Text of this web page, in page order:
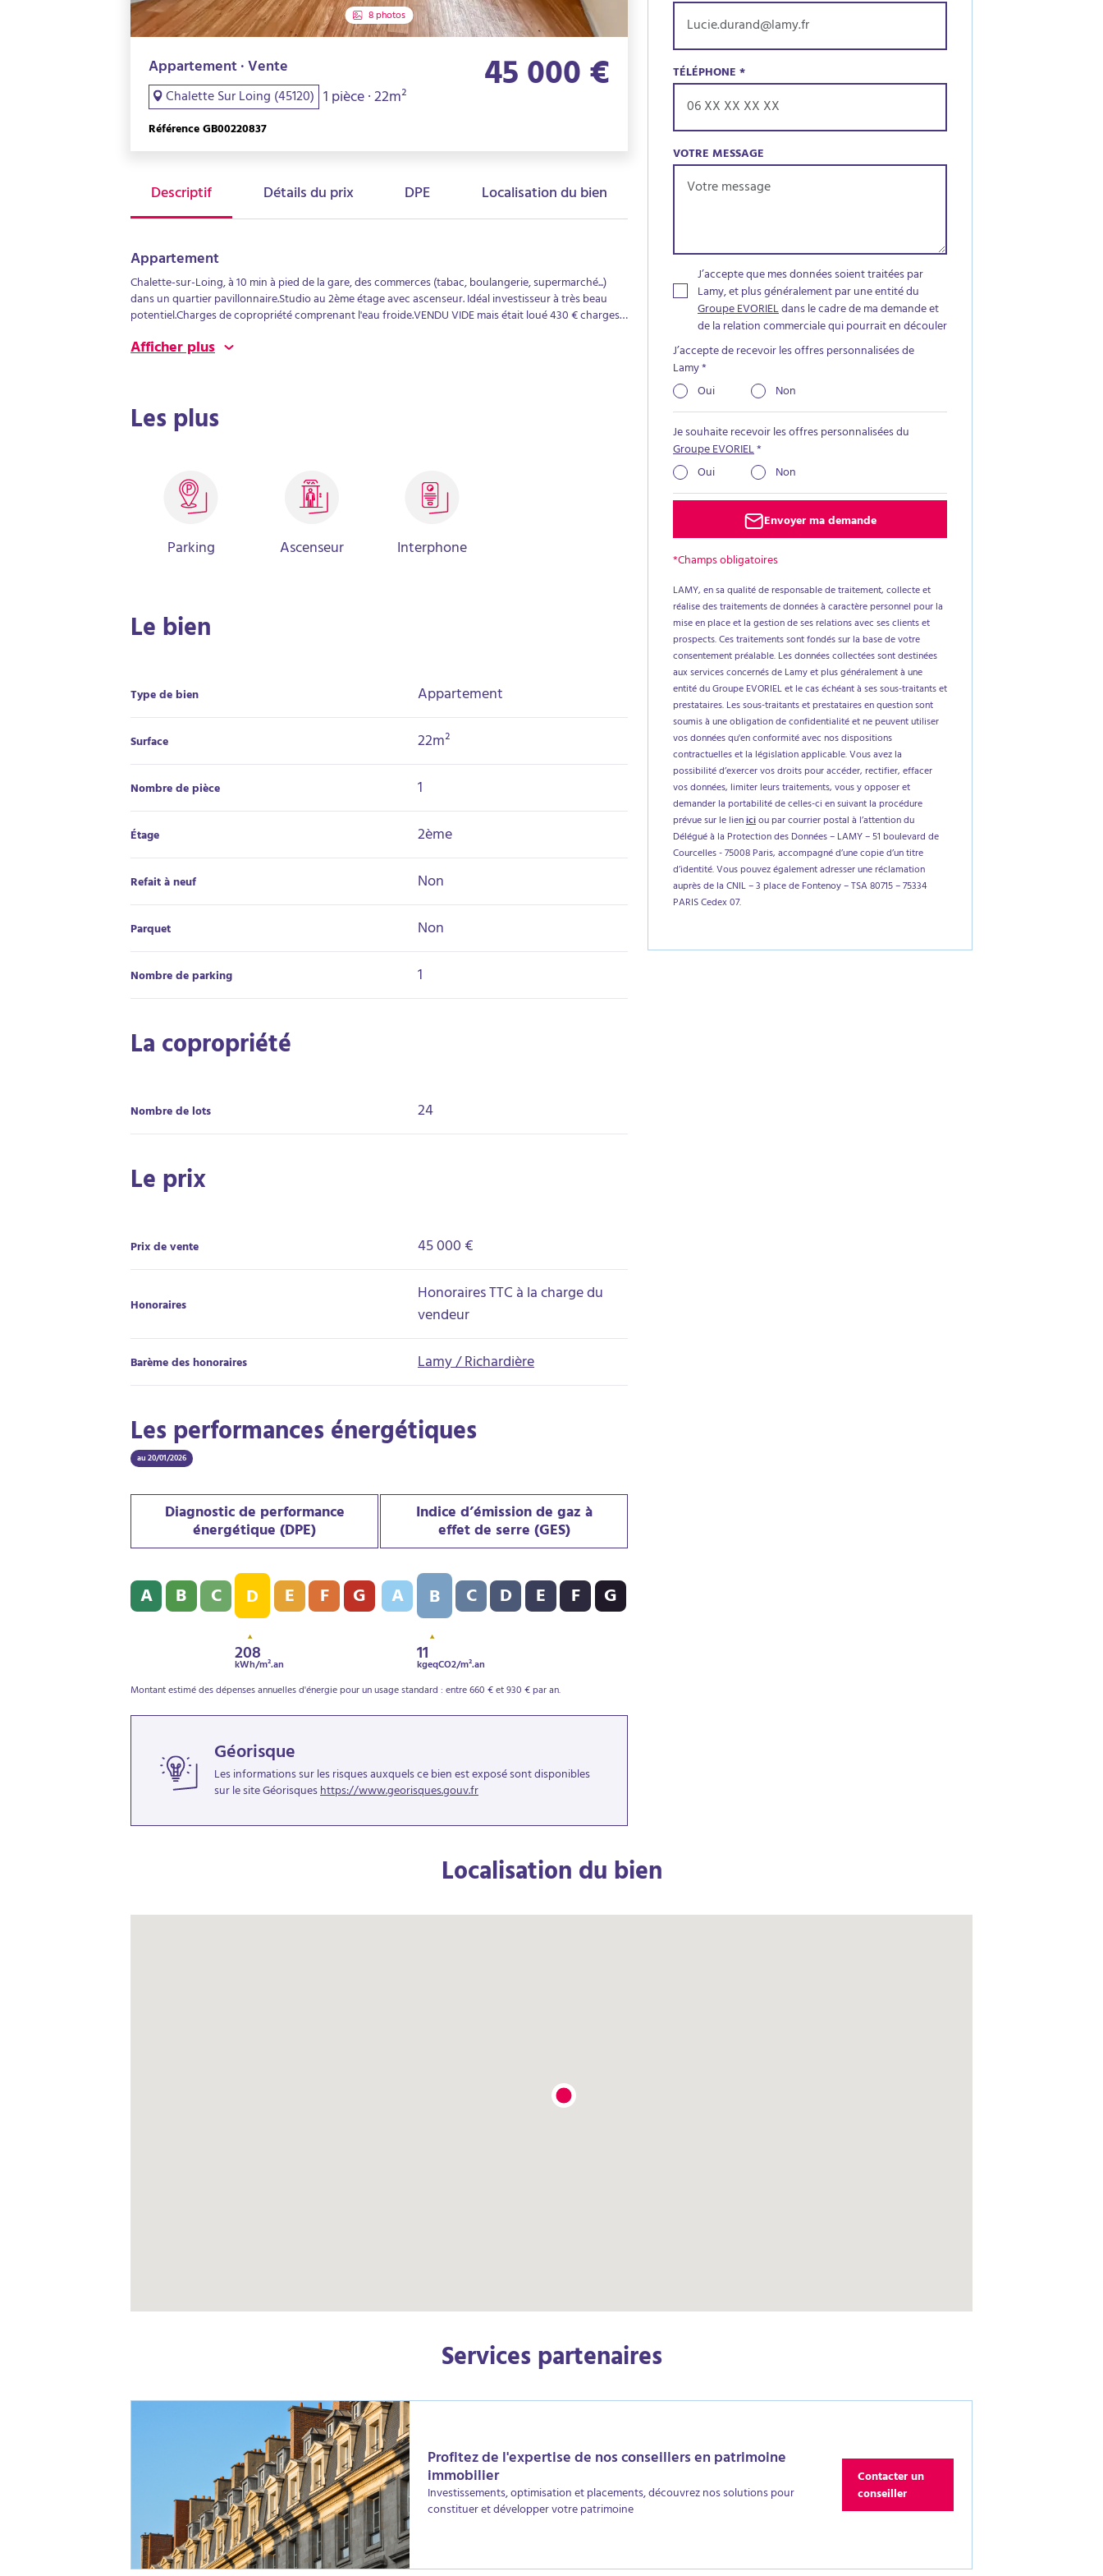
8 photos
Appartement · Vente
Chalette Sur Loing (45120) 1 pièce · 22m² 45 000 €
Référence GB00220837
Descriptif Détails du prix DPE Localisation du bien
Appartement
Chalette-sur-Loing, à 10 min à pied de la gare, des commerces (tabac, boulangerie, supermarché...)
dans un quartier pavillonnaire.Studio au 2ème étage avec ascenseur. Idéal investisseur à très beau
potentiel.Charges de copropriété comprenant l'eau froide.VENDU VIDE mais était loué 430 € charges
Afficher plus
Les plus
Parking Ascenseur Interphone
Le bien
Type de bien Appartement
Surface 22m²
Nombre de pièce 1
Étage 2ème
Refait à neuf Non
Parquet Non
Nombre de parking 1
La copropriété
Nombre de lots 24
Le prix
Prix de vente 45 000 €
Honoraires Honoraires TTC à la charge du
vendeur
Barème des honoraires Lamy / Richardière
Les performances énergétiques
au 20/01/2026
Diagnostic de performance
énergétique (DPE)
Diagnostic de performance énergétique (DPE) : D - 208 kWh/m².an
A B C D
208
kWh/m².an
E F G
Indice d’émission de gaz à
effet de serre (GES)
Indice d’émission de gaz à effet de serre (GES) : B - 11 kgeqCO2/m².an
A B
11
kgeqCO2/m².an
C D E F G
Montant estimé des dépenses annuelles d'énergie pour un usage standard : entre 660 € et 930 € par an.
Géorisque
Les informations sur les risques auxquels ce bien est exposé sont disponibles
sur le site Géorisqueshttps://www.georisques.gouv.fr
TÉLÉPHONE*
VOTRE MESSAGE
J’accepte que mes données soient traitées par
Lamy, et plus généralement par une entité du
Groupe EVORIELdans le cadre de ma demande et
de la relation commerciale qui pourrait en découler
J’accepte de recevoir les offres personnalisées de
Lamy*
Oui
Non
Je souhaite recevoir les offres personnalisées du
Groupe EVORIEL*
Oui
Non
Envoyer ma demande
*Champs obligatoires
LAMY, en sa qualité de responsable de traitement, collecte et
réalise des traitements de données à caractère personnel pour la
mise en place et la gestion de ses relations avec ses clients et
prospects. Ces traitements sont fondés sur la base de votre
consentement préalable. Les données collectées sont destinées
aux services concernés de Lamy et plus généralement à une
entité du Groupe EVORIEL et le cas échéant à ses sous-traitants et
prestataires. Les sous-traitants et prestataires en question sont
soumis à une obligation de confidentialité et ne peuvent utiliser
vos données qu'en conformité avec nos dispositions
contractuelles et la législation applicable. Vous avez la
possibilité d’exercer vos droits pour accéder, rectifier, effacer
vos données, limiter leurs traitements, vous y opposer et
demander la portabilité de celles-ci en suivant la procédure
prévue sur le lieniciou par courrier postal à l’attention du
Délégué à la Protection des Données – LAMY – 51 boulevard de
Courcelles - 75008 Paris, accompagné d’une copie d’un titre
d’identité. Vous pouvez également adresser une réclamation
auprès de la CNIL – 3 place de Fontenoy – TSA 80715 – 75334
PARIS Cedex 07.
Localisation du bien
Services partenaires
Profitez de l'expertise de nos conseillers en patrimoine
immobilier
Investissements, optimisation et placements, découvrez nos solutions pour
constituer et développer votre patrimoine
Contacter un
conseiller